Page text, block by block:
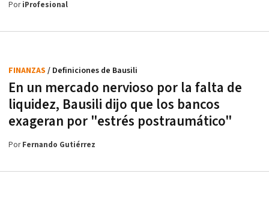
PoriProfesional
En un mercado nervioso por la falta de
liquidez, Bausili dijo que los bancos
exageran por "estrés postraumático"
FINANZAS / Definiciones de Bausili
PorFernando Gutiérrez